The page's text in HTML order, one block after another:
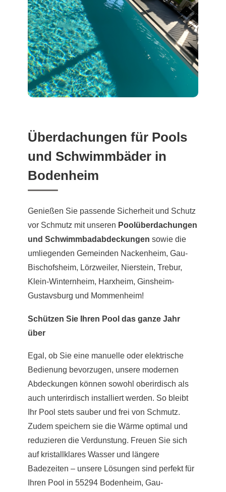
Überdachungen für Pools
und Schwimmbäder in
Bodenheim
Genießen Sie passende Sicherheit und Schutz
vor Schmutz mit unseren Poolüberdachungen
und Schwimmbadabdeckungen sowie die
umliegenden Gemeinden Nackenheim, Gau-
Bischofsheim, Lörzweiler, Nierstein, Trebur,
Klein-Winternheim, Harxheim, Ginsheim-
Gustavsburg und Mommenheim!
Schützen Sie Ihren Pool das ganze Jahr
über
Egal, ob Sie eine manuelle oder elektrische
Bedienung bevorzugen, unsere modernen
Abdeckungen können sowohl oberirdisch als
auch unterirdisch installiert werden. So bleibt
Ihr Pool stets sauber und frei von Schmutz.
Zudem speichern sie die Wärme optimal und
reduzieren die Verdunstung. Freuen Sie sich
auf kristallklares Wasser und längere
Badezeiten – unsere Lösungen sind perfekt für
Ihren Pool in 55294 Bodenheim, Gau-